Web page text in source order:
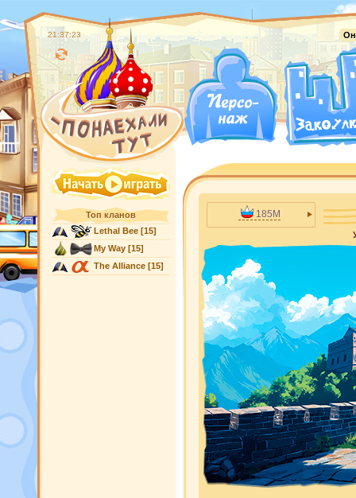
21:37:24
Топ кланов
Lethal Bee[15]
My Way[15]
The Alliance[15]
185M